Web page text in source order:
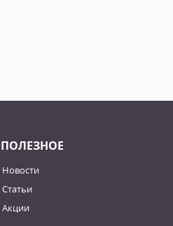
ПОЛЕЗНОЕ
Новости
Статьи
Акции